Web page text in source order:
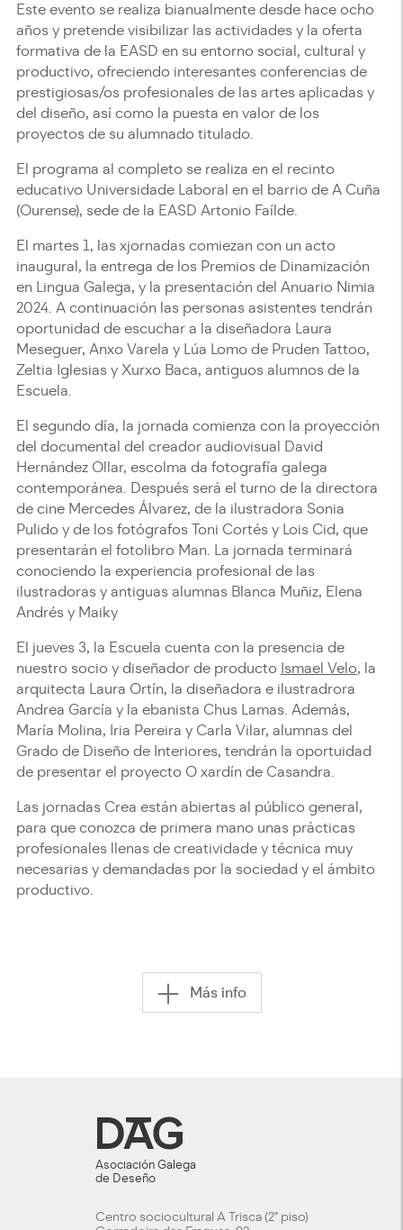
Este evento se realiza bianualmente desde hace ocho
años y pretende visibilizar las actividades y la oferta
formativa de la EASD en su entorno social, cultural y
productivo, ofreciendo interesantes conferencias de
prestigiosas/os profesionales de las artes aplicadas y
del diseño, así como la puesta en valor de los
proyectos de su alumnado titulado.
El programa al completo se realiza en el recinto
educativo Universidade Laboral en el barrio de A Cuña
(Ourense), sede de la EASD Artonio Faíld​e​.
El martes 1, las xjornadas comiezan con un acto
inaugural, la entrega de los Premios de Dinamización
en Lingua Galega, y la presentación del Anuario Nimia
2024. ​​A continuación las personas asistentes tendrán
oportunidad de escuchar a la diseñadora Laura
Meseguer, Anxo Varela y Lúa Lomo de Pruden Tattoo,
Zeltia Iglesias y Xurxo Baca, antiguos alumnos de la
Escuela.
El segundo día, la jornada comienza con la proyección
del documental del creador audiovisual David
Hernández Ollar, escolma da fotografía galega
contemporánea. Despué​s será el turno de la​ directora
de cine Mercedes Álvarez, de la ilustradora Sonia
Pulido y de los fotógrafos Toni Cortés y Lois Cid, que
presentarán el fotolibro Man. La jornada terminará
conociendo la experiencia profesional de las
ilustradoras y antiguas alumnas Blanca Muñiz, Elena
Andrés y Maiky
El jueves 3, la Escuela cuenta con la presencia de
nuestro socio y diseñador de producto Ismael Velo, la
arquitecta Laura Ortín, la diseñadora e ilustradrora
Andrea García y la ebanista Chus Lamas. Además,
María Molina, Iria Pereira y Carla Vilar, alumnas del
Grado de Diseño de Interiores, tendrán la oportuidad
de presentar el proyecto O xardín de Casandra.​​
Las jornadas Crea están abiertas al público general,
para que conozca de primera mano unas prácticas
profesionales llenas de creatividade y técnica muy
necesarias y demandadas por la sociedad y el ámbito
productivo.​
Más info
Asociación Galega
de Deseño
Centro sociocultural A Trisca (2º piso)